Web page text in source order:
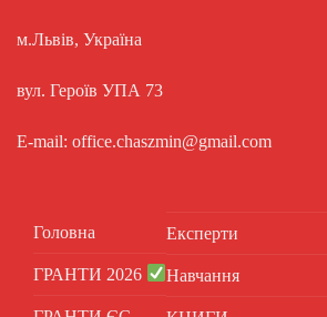
м.Львів, Україна
вул. Героїв УПА 73
E-mail: office.chaszmin@gmail.com
Головна
ГРАНТИ 2026
Експерти
Навчання